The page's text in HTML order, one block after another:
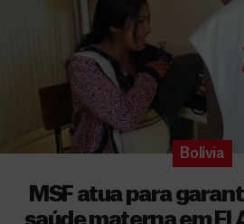
Bolívia
MSF atua para
a